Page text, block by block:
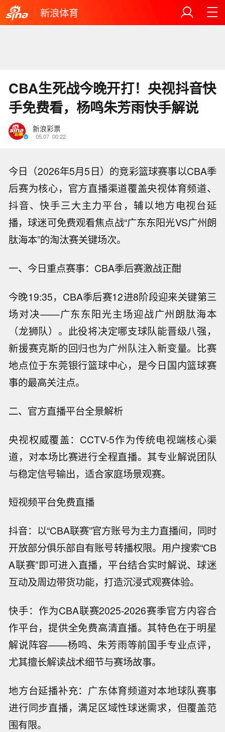
新浪体育
CBA生死战今晚开打！央视抖音快
手免费看，杨鸣朱芳雨快手解说
新浪彩票
05.07 00:22
今日（2026年5月5日）的竞彩篮球赛事以CBA季
后赛为核心，官方直播渠道覆盖央视体育频道、
抖音、快手三大主力平台，辅以地方电视台延
播，球迷可免费观看焦点战“广东东阳光VS广州朗
肽海本”的淘汰赛关键场次。
一、今日重点赛事：CBA季后赛激战正酣
今晚19:35，CBA季后赛12进8阶段迎来关键第三
场对决——广东东阳光主场迎战广州朗肽海本
（龙狮队）。此役将决定哪支球队能晋级八强，
新援赛克斯的回归也为广州队注入新变量。比赛
地点位于东莞银行篮球中心，是今日国内篮球赛
事的最高关注点。
二、官方直播平台全景解析
央视权威覆盖：CCTV-5作为传统电视端核心渠
道，对本场比赛进行全程直播。其专业解说团队
与稳定信号输出，适合家庭场景观赛。
短视频平台免费直播
抖音：以“CBA联赛”官方账号为主力直播间，同时
开放部分俱乐部自有账号转播权限。用户搜索“CB
A联赛”即可进入直播，平台结合实时解说、球迷
互动及周边带货功能，打造沉浸式观赛体验。
快手：作为CBA联赛2025-2026赛季官方内容合
作平台，提供全免费高清直播。其特色在于明星
解说阵容——杨鸣、朱芳雨等前国手专业点评，
尤其擅长解读战术细节与赛场故事。
地方台延播补充：广东体育频道对本地球队赛事
进行同步直播，满足区域性球迷需求，但覆盖范
围有限。